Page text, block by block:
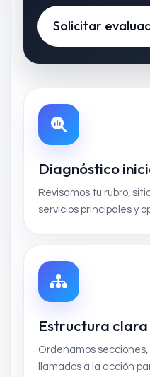
Solicitar
Diagnóstico
Revisamos tu rubro,
servicios principales y
Estructura clara
Ordenamos
llamados a la acción